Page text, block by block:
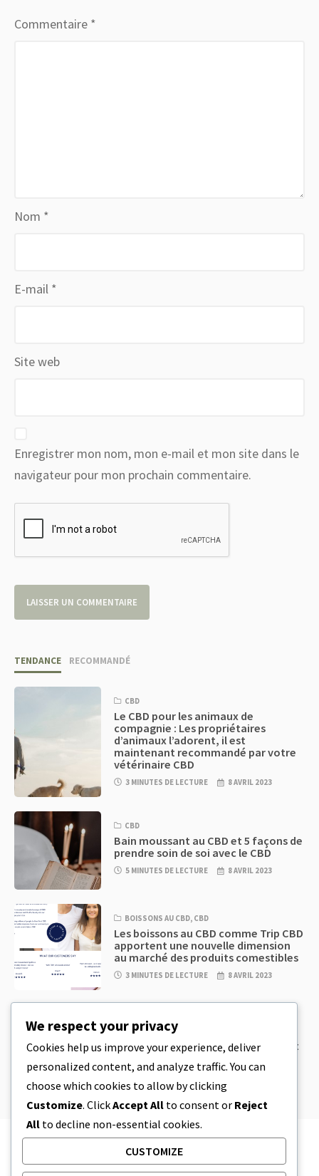
Commentaire *
Nom *
E-mail *
Site web
Enregistrer mon nom, mon e-mail et mon site dans le
navigateur pour mon prochain commentaire.
TENDANCE RECOMMANDÉ
CBD
Le CBD pour les animaux de
compagnie : Les propriétaires
d’animaux l’adorent, il est
maintenant recommandé par votre
vétérinaire CBD
3 MINUTES DE LECTURE 8 AVRIL 2023
CBD
Bain moussant au CBD et 5 façons de
prendre soin de soi avec le CBD
5 MINUTES DE LECTURE 8 AVRIL 2023
BOISSONS AU CBD, CBD
Les boissons au CBD comme Trip CBD
apportent une nouvelle dimension
au marché des produits comestibles
3 MINUTES DE LECTURE 8 AVRIL 2023
CBD EDIBLES
Pâte à biscuits au CBD et produits
comestibles au CBD incroyablement
simples à préparer à la maison
5 MINUTES DE LECTURE
We respect your privacy
Cookies help us improve your experience, deliver
personalized content, and analyze traffic. You can
choose which cookies to allow by clicking
Customize. ClickAccept All to consent or Reject
All to decline non-essential cookies.
CUSTOMIZE